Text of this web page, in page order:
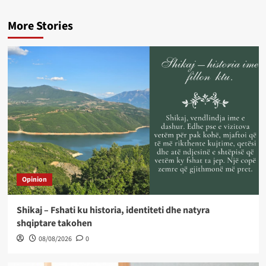
More Stories
Opinion
Shikaj – Fshati ku historia, identiteti dhe natyra
shqiptare takohen
08/08/2026 0